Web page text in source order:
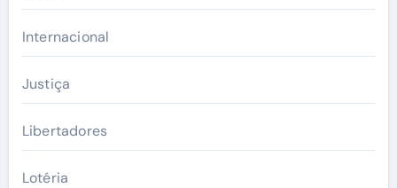
Internacional
Justiça
Libertadores
Lotéria